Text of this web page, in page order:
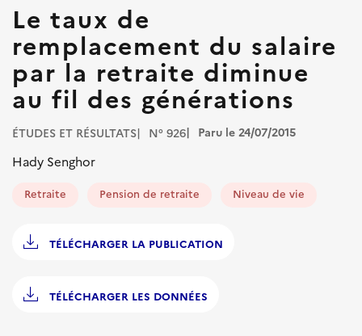
Le taux de
remplacement du salaire
par la retraite diminue
au fil des générations
ÉTUDES ET RÉSULTATS N° 926 Paru le 24/07/2015
Hady Senghor
Retraite Pension de retraite Niveau de vie
TÉLÉCHARGER LA PUBLICATION
TÉLÉCHARGER LES DONNÉES